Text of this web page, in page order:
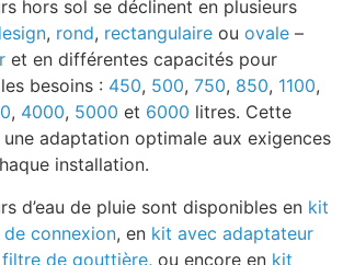
hors sol se déclinent en plusieurs
, rond, rectangulaire ou ovale –
et en différentes capacités pour
besoins : 450, 500, 750, 850, 1100,
, 4000, 5000 et 6000 litres. Cette
adaptation optimale aux exigences
installation.
d’eau de pluie sont disponibles en kit
connexion, en kit avec adaptateur
de gouttière, ou encore en kit